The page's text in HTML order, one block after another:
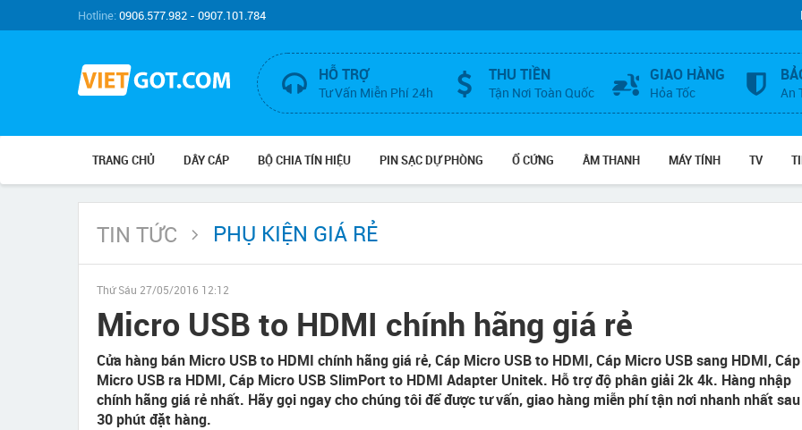
Hotline:0906.577.982 - 0907.101.784
HỖ TRỢ
Tư Vấn Miễn Phí 24h
THU TIỀN
Tận Nơi Toàn Quốc
GIAO HÀNG
Hỏa Tốc An
TRANG CHỦ DÂY CÁP BỘ CHIA TÍN HIỆU PIN SẠC DỰ PHÒNG Ổ CỨNG ÂM THANH MÁY TÍNH TV
TIN TỨC PHỤ KIỆN GIÁ RẺ
Thứ Sáu 27/05/2016 12:12
Micro USB to HDMI chính hãng giá rẻ
Cửa hàng bán Micro USB to HDMI chính hãng giá rẻ, Cáp Micro USB to HDMI, Cáp Micro USB sang HDMI, Cáp
Micro USB ra HDMI, Cáp Micro USB SlimPort to HDMI Adapter Unitek. Hỗ trợ độ phân giải 2k 4k. Hàng nhập
chính hãng giá rẻ nhất. Hãy gọi ngay cho chúng tôi để được tư vấn, giao hàng miễn phí tận nơi nhanh nhất sau
30 phút đặt hàng.